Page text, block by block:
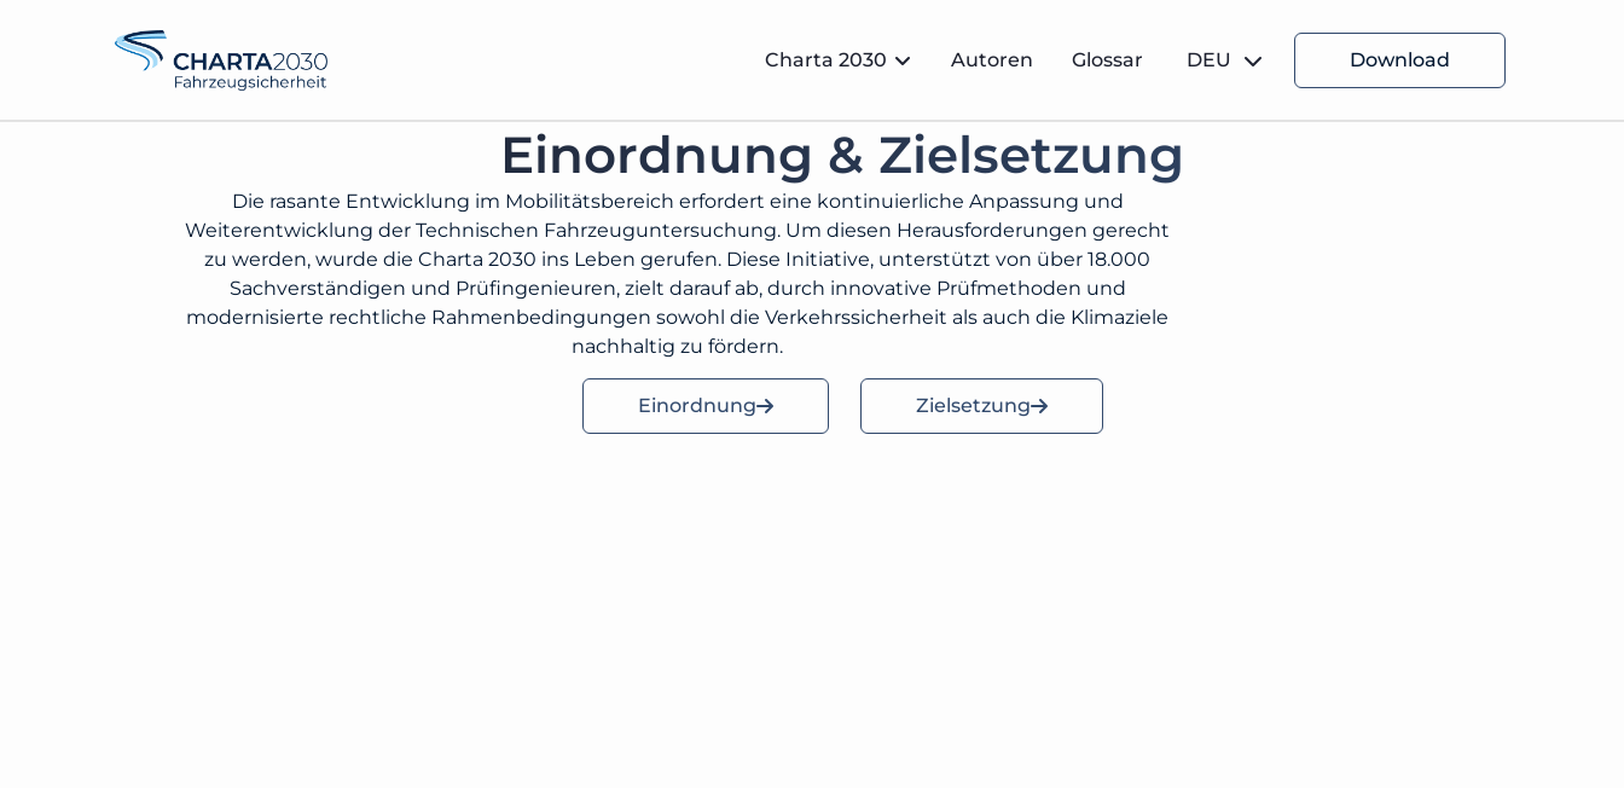
Charta 2030 Autoren Glossar DEU Download
Einordnung & Zielsetzung
Die rasante Entwicklung im Mobilitätsbereich erfordert eine kontinuierliche Anpassung und
Weiterentwicklung der Technischen Fahrzeuguntersuchung. Um diesen Herausforderungen gerecht
zu werden, wurde die Charta 2030 ins Leben gerufen. Diese Initiative, unterstützt von über 18.000
Sachverständigen und Prüfingenieuren, zielt darauf ab, durch innovative Prüfmethoden und
modernisierte rechtliche Rahmenbedingungen sowohl die Verkehrssicherheit als auch die Klimaziele
nachhaltig zu fördern.
Einordnung Zielsetzung